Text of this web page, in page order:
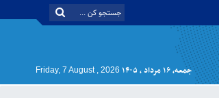
جمعه, ۱۶ مرداد , ۱۴۰۵ Friday, 7 August , 2026